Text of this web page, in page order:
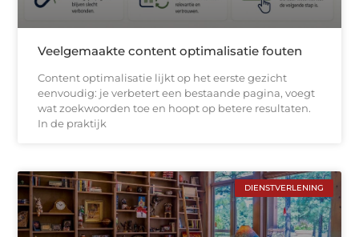
Veelgemaakte content optimalisatie fouten
Content optimalisatie lijkt op het eerste gezicht
eenvoudig: je verbetert een bestaande pagina, voegt
wat zoekwoorden toe en hoopt op betere resultaten.
In de praktijk
DIENSTVERLENING